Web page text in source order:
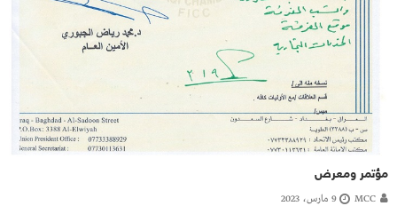
مؤتمر ومعرض
MCC 9 مارس، 2023